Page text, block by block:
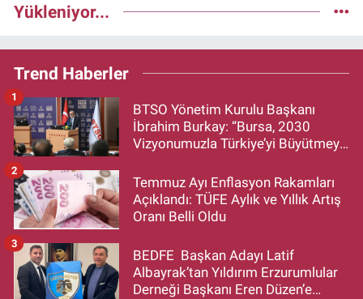
Yükleniyor...
Trend Haberler
BTSO Yönetim Kurulu Başkanı
İbrahim Burkay: “Bursa, 2030
Vizyonumuzla Türkiye’yi Büyütmeye
1
Temmuz Ayı Enflasyon Rakamları
Açıklandı: TÜFE Aylık ve Yıllık Artış
Oranı Belli Oldu
2
BEDFE Başkan Adayı Latif
Albayrak’tan Yıldırım Erzurumlular
Derneği Başkanı Eren Düzen’e
3